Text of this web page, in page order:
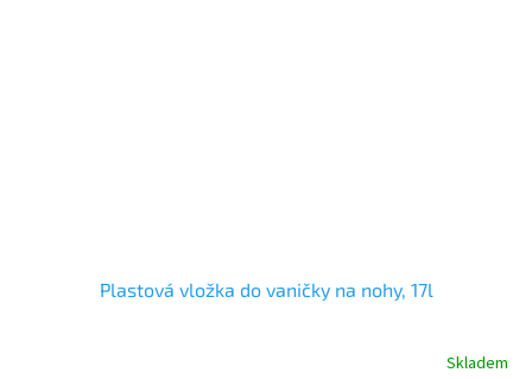
Plastová vložka do vaničky na nohy, 17l
Skladem